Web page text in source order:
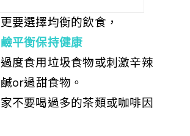
要選擇均衡的飲食，
平衡保持健康
度食用垃圾食物或刺激辛辣
or過甜食物。
不要喝過多的茶類或咖啡因